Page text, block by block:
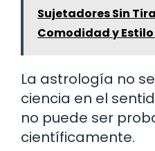
Sujetadores Sin
Comodidad y
La astrología no
ciencia en el
no puede ser
científicamente.